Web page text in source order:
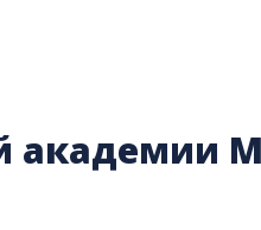
академии